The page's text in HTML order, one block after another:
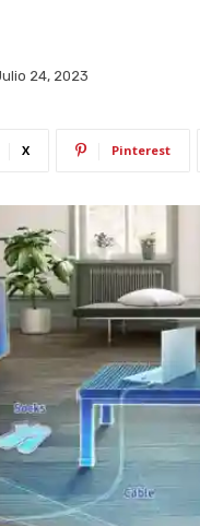
24, 2023
X Pinterest